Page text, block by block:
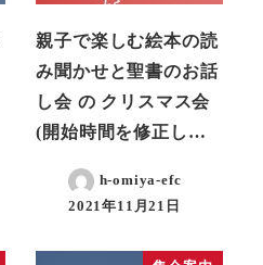
親子で楽しむ絵本の読
み聞かせと聖書のお話
し会 の クリスマス会
(開始時間を修正し…
h-omiya-efc
2021年11月21日